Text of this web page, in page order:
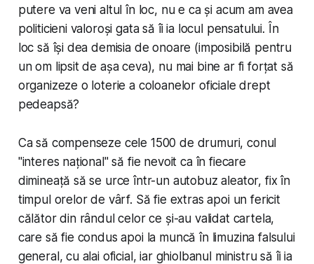
putere va veni altul în loc, nu e ca și acum am avea
politicieni valoroși gata să îi ia locul pensatului. În
loc să își dea demisia de onoare (imposibilă pentru
un om lipsit de așa ceva), nu mai bine ar fi forțat să
organizeze o loterie a coloanelor oficiale drept
pedeapsă?
Ca să compenseze cele 1500 de drumuri, conul
"interes național" să fie nevoit ca în fiecare
dimineață să se urce într-un autobuz aleator, fix în
timpul orelor de vârf. Să fie extras apoi un fericit
călător din rândul celor ce și-au validat cartela,
care să fie condus apoi la muncă în limuzina falsului
general, cu alai oficial, iar ghiolbanul ministru să îi ia